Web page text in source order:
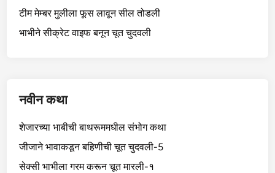
टीम मेम्बर मुलीला फूस लावून सील तोडली
भाभीने सीक्रेट वाइफ बनून चूत चुदवली
नवीन कथा
शेजारच्या भाबीची बाथरूममधील संभोग कथा
जीजाने भावाकडून बहिणीची चूत चुदवली-5
सेक्सी भाभीला गरम करून चूत मारली-१